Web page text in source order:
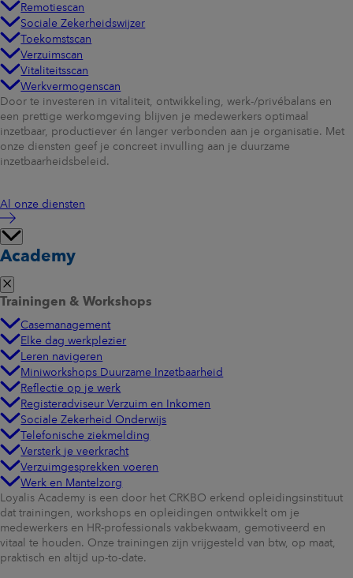
Remotiescan
Sociale Zekerheidswijzer
Toekomstscan
Verzuimscan
Vitaliteitsscan
Werkvermogenscan
Door te investeren in vitaliteit, ontwikkeling, werk-/privébalans en
een prettige werkomgeving blijven je medewerkers optimaal
inzetbaar, productiever én langer verbonden aan je organisatie. Met
onze diensten geef je concreet invulling aan je duurzame
inzetbaarheidsbeleid.
Al onze diensten
Academy
Trainingen & Workshops
Casemanagement
Elke dag werkplezier
Leren navigeren
Miniworkshops Duurzame Inzetbaarheid
Reflectie op je werk
Registeradviseur Verzuim en Inkomen
Sociale Zekerheid Onderwijs
Telefonische ziekmelding
Versterk je veerkracht
Verzuimgesprekken voeren
Werk en Mantelzorg
Loyalis Academy is een door het CRKBO erkend opleidingsinstituut
dat trainingen, workshops en opleidingen ontwikkelt om je
medewerkers en HR-professionals vakbekwaam, gemotiveerd en
vitaal te houden. Onze trainingen zijn vrijgesteld van btw, op maat,
praktisch en altijd up-to-date.